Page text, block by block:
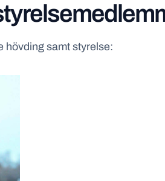
hövding samt styrelse: